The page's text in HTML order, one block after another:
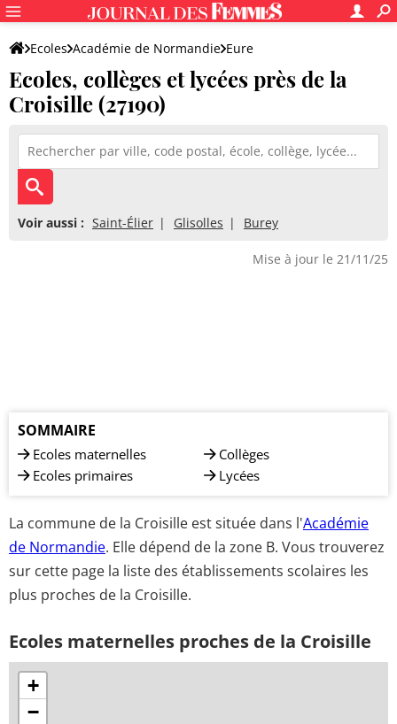
Ecoles Académie de Normandie Eure
Ecoles, collèges et lycées près de la
Croisille (27190)
Voir aussi : Saint-Élier Glisolles Burey
Mise à jour le 21/11/25
SOMMAIRE
Ecoles maternelles
Ecoles primaires
Collèges
Lycées
La commune de la Croisille est située dans l'Académie
de Normandie. Elle dépend de la zone B. Vous trouverez
sur cette page la liste des établissements scolaires les
plus proches de la Croisille.
Ecoles maternelles proches de la Croisille
+
−